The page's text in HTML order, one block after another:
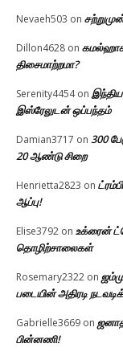
Nevaeh503 on
Dillon4628 on
திசைமாற்றமா?
Serenity4454on
இஸ்ரேலுடன் ஒப்பந்தம்
Damian3717 on 300
20 ஆண்டு சிறை
Henrietta2823 on
ஆப்பு!
Elise3792 on உக்ரைன்
தொழிற்சாலைகள்
Rosemary2322 on
படையின் அதிரடி
Gabrielle3669 on
பின்னணி!